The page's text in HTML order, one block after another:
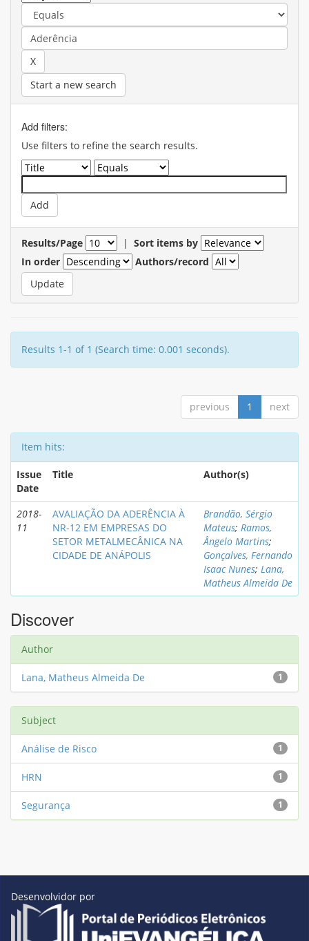
Start a new search
Add filters:
Use filters to refine the search results.
Results/Page | Sort items by
In order
Authors/record
Results 1-1 of 1 (Search time: 0.001 seconds).
previous 1 next
Item hits:
Issue
Date
Title Author(s)
2018-
11
AVALIAÇÃO DA ADERÊNCIA À
NR-12 EM EMPRESAS DO
SETOR METALMECÂNICA NA
CIDADE DE ANÁPOLIS
Brandão, Sérgio
Mateus; Ramos,
Ângelo Martins;
Gonçalves, Fernando
Isaac Nunes; Lana,
Matheus Almeida De
Discover
Author
1
Lana, Matheus Almeida De
Subject
1
Análise de Risco
1
HRN
1
Segurança
Desenvolvidor por